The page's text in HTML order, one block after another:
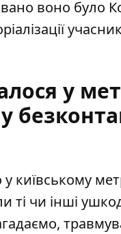
воно було
у
у київському
ті чи інші